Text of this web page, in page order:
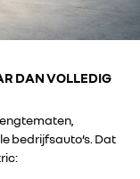
DAN VOLLEDIG
bedrijfsauto’s. Dat